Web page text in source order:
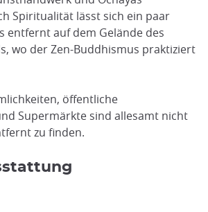
Spiritualität lässt sich ein paar
entfernt auf dem Gelände des
wo der Zen-Buddhismus praktiziert
öffentliche
Supermärkte sind allesamt nicht
zu finden.